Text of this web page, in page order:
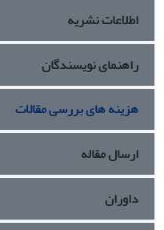
اطلاعات نشریه
راهنمای نویسندگان
هزینه های بررسی مقالات
ارسال مقاله
داوران